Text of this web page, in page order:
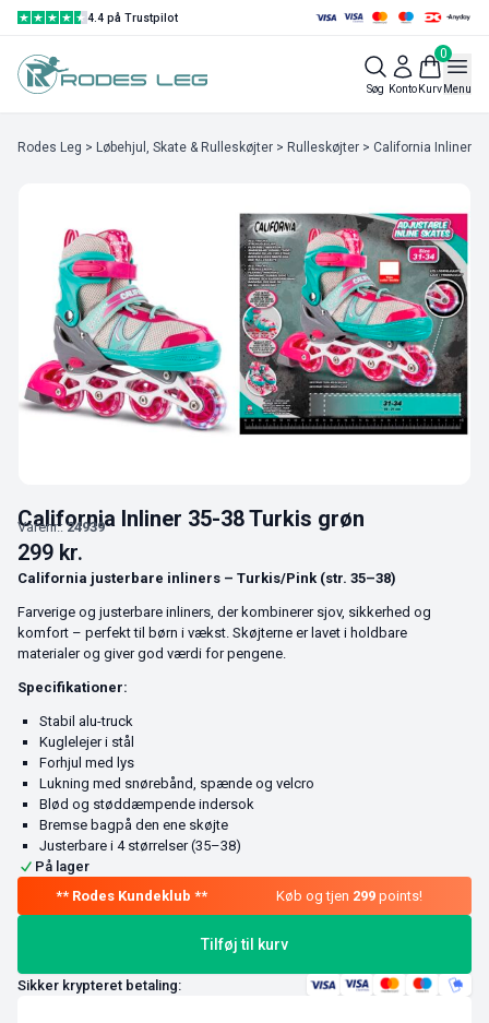
4.4 på Trustpilot
Søg Konto
0
KurvMenu
Rodes Leg > Løbehjul, Skate & Rulleskøjter > Rulleskøjter > California Inliner
California Inliner 35-38 Turkis grøn
Varenr.:24939
299 kr.
California justerbare inliners – Turkis/Pink (str. 35–38)
Farverige og justerbare inliners, der kombinerer sjov, sikkerhed og
komfort – perfekt til børn i vækst. Skøjterne er lavet i holdbare
materialer og giver god værdi for pengene.
Specifikationer:
Stabil alu-truck
Kuglelejer i stål
Forhjul med lys
Lukning med snørebånd, spænde og velcro
Blød og støddæmpende indersok
Bremse bagpå den ene skøjte
Justerbare i 4 størrelser (35–38)
På lager
Køb og tjen 299 points!
Tilføj til kurv
Sikker krypteret betaling: